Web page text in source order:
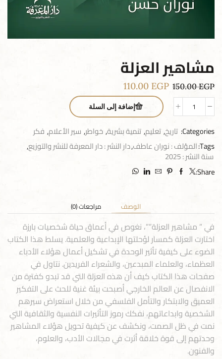
مشاهير العزلة
150.00EGP
110.00 EGP
إضافة إلى السلة
Categories: تاريخ,تعليم,تنمية بشرية,خواطر, سير الأعلام, فكر
Tags: المؤلف : نوران عاطف,دار النشر : دار المعرفة للنشر والتوزيع,
سنة النشر : 2025
Share:
الوصف مراجعات (0)
في ” مشاهير العزلة””، نغوص في أعماق حياة شخصيات بارزة
اختارت العزلة كمسار لؤحلتها الإبداعية والعلمية. يسلط هذا الكتاب
الضوء على كيفية تأثير الوحدة في تشكيل أعمال هؤلاء الأدباء
العظماء، والعلماء المبدعين، والشعراء الفريدين. نتاول في
صفحات هذا الكتاب كيف أن هذه العزلة التي قد تبدو كفترة من
الانفصال عن العالم الخارجي أصبحت بيئة غنية للحث على التفكير
العميق والابتكار والتأمل الفلسفي من خلال استعراض سيرهم
الشخصية وابداعاتهم، نفكك رموز التأثيرات النفسية والثقافية التي
نمت في ظل الصمت، ونكشف عن كيفية تحويل هؤلاء المشاهير
وحدتهم إلى قوة خلاقة أثرت في مجالات الأدب، والعلوم،
والفنون.